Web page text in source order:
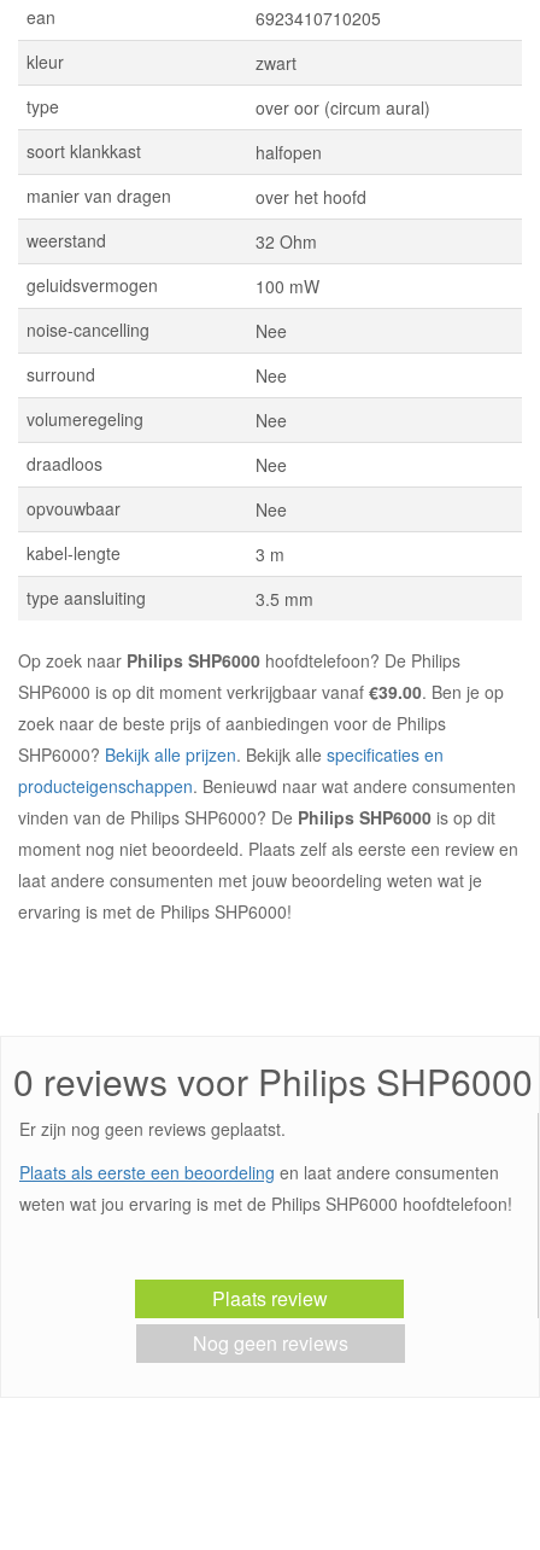
ean
6923410710205
kleur
zwart
type
over oor (circum aural)
soort klankkast
halfopen
manier van dragen
over het hoofd
weerstand
32 Ohm
geluidsvermogen
100 mW
noise-cancelling
Nee
surround
Nee
volumeregeling
Nee
draadloos
Nee
opvouwbaar
Nee
kabel-lengte
3 m
type aansluiting
3.5 mm
Op zoek naar Philips SHP6000 hoofdtelefoon? De Philips
SHP6000 is op dit moment verkrijgbaar vanaf €39.00. Ben je op
zoek naar de beste prijs of aanbiedingen voor de Philips
SHP6000? Bekijk alle prijzen. Bekijk alle specificaties en
producteigenschappen. Benieuwd naar wat andere consumenten
vinden van de Philips SHP6000? De Philips SHP6000 is op dit
moment nog niet beoordeeld. Plaats zelf als eerste een review en
laat andere consumenten met jouw beoordeling weten wat je
ervaring is met de Philips SHP6000!
0 reviews voor Philips SHP6000
Er zijn nog geen reviews geplaatst.
Plaats als eerste een beoordeling en laat andere consumenten
weten wat jou ervaring is met de Philips SHP6000 hoofdtelefoon!
Plaats review
Nog geen reviews